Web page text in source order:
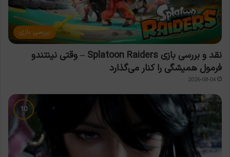
بررسی بازی
نقد و بررسی بازی Splatoon Raiders – وقتی نینتندو
فرمول همیشگی را کنار می‌گذارد
2026-08-04